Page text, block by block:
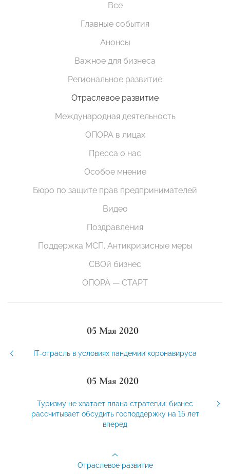
Все
Главные события
Анонсы
Важное для бизнеса
Региональное развитие
Отраслевое развитие
Международная деятельность
ОПОРА в лицах
Пресса о нас
Особое мнение
Бюро по защите прав предпринимателей
Видео
Поздравления
Поддержка МСП. Антикризисные меры
СВОй бизнес
ОПОРА — СТАРТ
05 Мая 2020
IT-отрасль в условиях пандемии коронавируса
05 Мая 2020
Туризму не хватает плана стратегии: бизнес
рассчитывает обсудить господдержку на 15 лет
вперед
Отраслевое развитие